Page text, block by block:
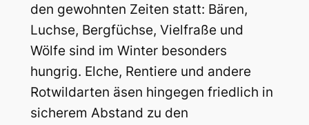
den gewohnten Zeiten statt: Bären,
Luchse, Bergfüchse, Vielfraße und
Wölfe sind im Winter besonders
hungrig. Elche, Rentiere und andere
Rotwildarten äsen hingegen friedlich in
sicherem Abstand zu den